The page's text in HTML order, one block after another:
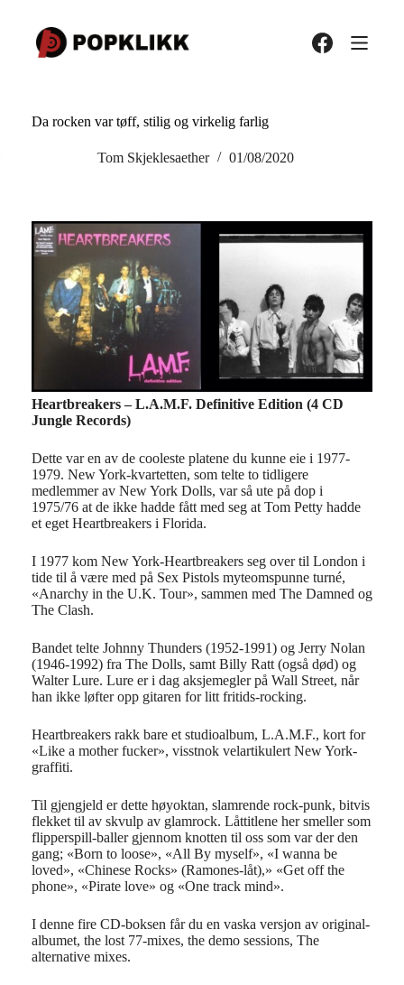
innholdet
Da rocken var tøff, stilig og virkelig farlig
Tom Skjeklesaether 01/08/2020
Heartbreakers – L.A.M.F. Definitive Edition (4 CD
Jungle Records)
Dette var en av de cooleste platene du kunne eie i 1977-
1979. New York-kvartetten, som telte to tidligere
medlemmer av New York Dolls, var så ute på dop i
1975/76 at de ikke hadde fått med seg at Tom Petty hadde
et eget Heartbreakers i Florida.
I 1977 kom New York-Heartbreakers seg over til London i
tide til å være med på Sex Pistols myteomspunne turné,
«Anarchy in the U.K. Tour», sammen med The Damned og
The Clash.
​Bandet telte Johnny Thunders (1952-1991) og Jerry Nolan
(1946-1992) fra The Dolls, samt Billy Ratt (også død) og
Walter Lure. Lure er i dag aksjemegler på Wall Street, når
han ikke løfter opp gitaren for litt fritids-rocking.
Heartbreakers rakk bare et studioalbum, L.A.M.F., kort for
«Like a mother fucker», visstnok velartikulert New York-
graffiti.
Til gjengjeld er dette høyoktan, slamrende rock-punk, bitvis
flekket til av skvulp av glamrock. Låttitlene her smeller som
flipperspill-baller gjennom knotten til oss som var der den
gang; «Born to loose», «All By myself», «I wanna be
loved», «Chinese Rocks» (Ramones-låt),» «Get off the
phone», «Pirate love» og «One track mind».
I denne fire CD-boksen får du en vaska versjon av original-
albumet, the lost 77-mixes, the demo sessions, The
alternative mixes.